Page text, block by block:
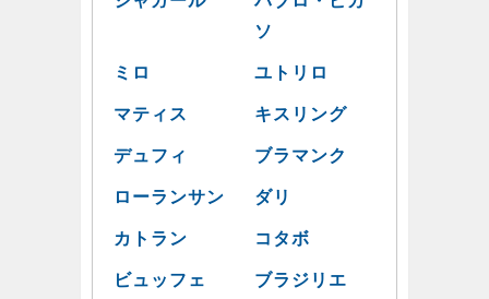
ソ
ミロ ユトリロ
マティス キスリング
デュフィ ブラマンク
ローランサン ダリ
カトラン コタボ
ビュッフェ ブラジリエ